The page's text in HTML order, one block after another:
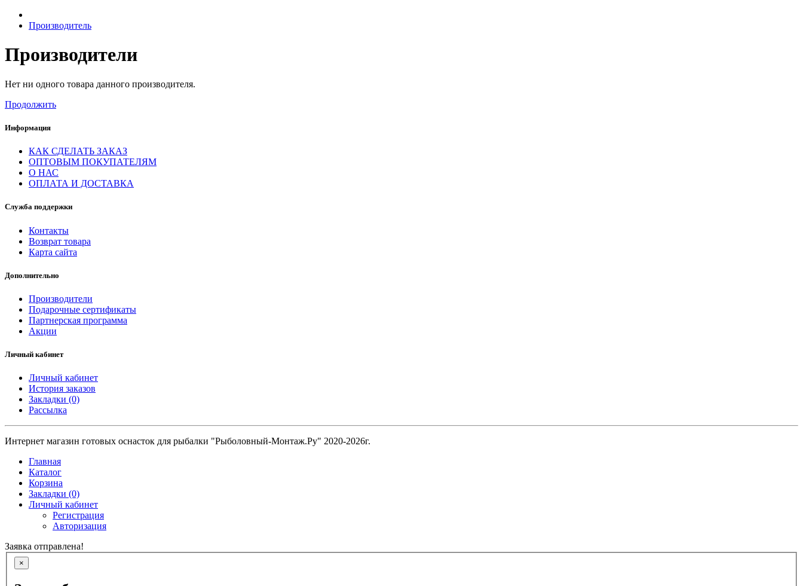
Производитель
Производители
Нет ни одного товара данного производителя.
Продолжить
Информация
КАК СДЕЛАТЬ ЗАКАЗ
ОПТОВЫМ ПОКУПАТЕЛЯМ
О НАС
ОПЛАТА И ДОСТАВКА
Служба поддержки
Контакты
Возврат товара
Карта сайта
Дополнительно
Производители
Подарочные сертификаты
Партнерская программа
Акции
Личный кабинет
Личный кабинет
История заказов
Закладки (0)
Рассылка
Интернет магазин готовых оснасток для рыбалки "Рыболовный-Монтаж.Ру" 2020-2026г.
Главная
Каталог
Корзина
Закладки (0)
Личный кабинет
Регистрация
Авторизация
Заявка отправлена!
×